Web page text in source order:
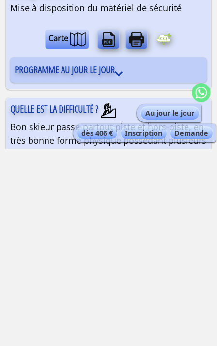
dès 406 € Inscription Demande
Au jour le jour
Mise à disposition du matériel de sécurité
Carte
PROGRAMME AU JOUR LE JOUR
QUELLE EST LA DIFFICULTÉ ?
Bon skieur passe-partout piste et hors-piste, en
très bonne forme physique possédant plusieurs